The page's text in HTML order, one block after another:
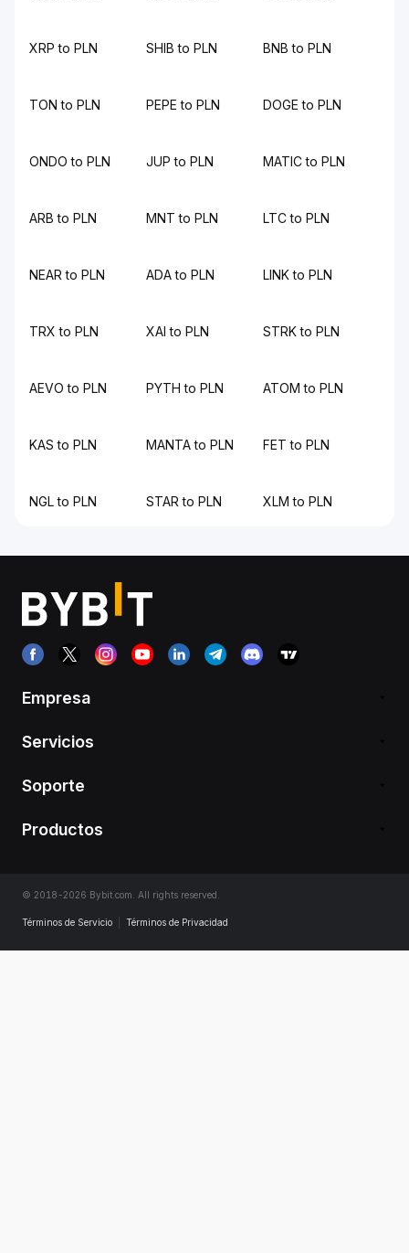
XRP to PLN SHIB to PLN BNB to PLN
TON to PLN PEPE to PLN DOGE to PLN
ONDO to PLN JUP to PLN MATIC to PLN
ARB to PLN MNT to PLN LTC to PLN
NEAR to PLN ADA to PLN LINK to PLN
TRX to PLN XAI to PLN STRK to PLN
AEVO to PLN PYTH to PLN ATOM to PLN
KAS to PLN MANTA to PLN FET to PLN
NGL to PLN STAR to PLN XLM to PLN
Empresa
Servicios
Soporte
Productos
© 2018-2026 Bybit.com. All rights reserved.
Términos de Servicio Términos de Privacidad